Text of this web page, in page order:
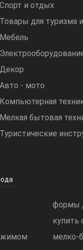
Спорт и отдых
Товары для туризма
Мебель
Декор
Авто - мото
Компьютерная
Мелкая бытовая
Туристические
формы
купить
мелко-